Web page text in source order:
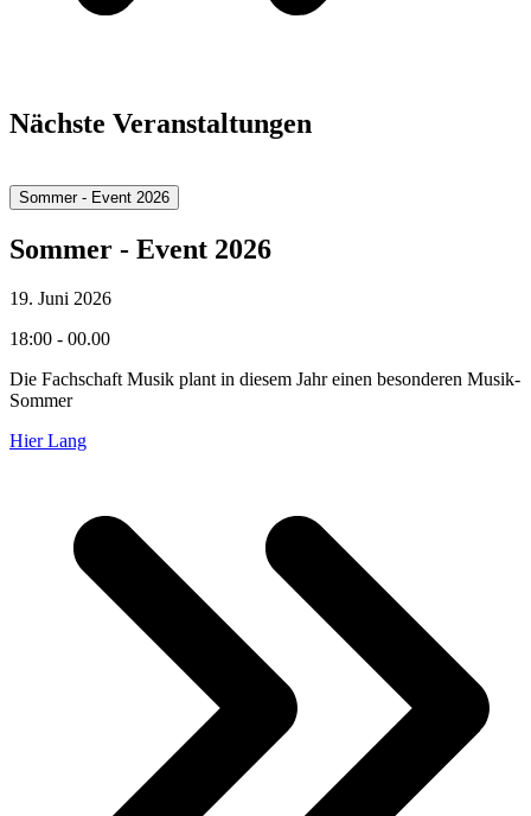
Nächste Veranstaltungen
Sommer - Event 2026
Sommer - Event 2026
19. Juni 2026
18:00 - 00.00
Die Fachschaft Musik plant in diesem Jahr einen besonderen Musik-
Sommer
Hier Lang